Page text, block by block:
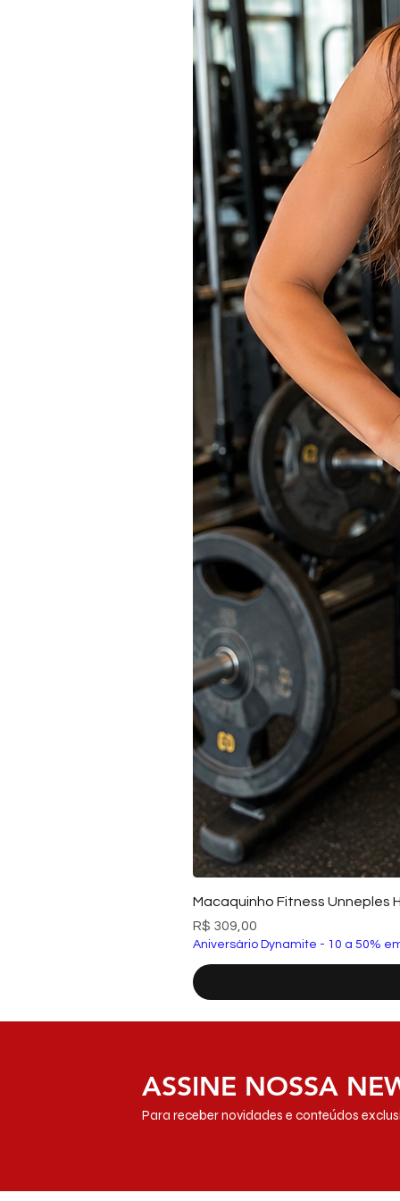
• Cintura 67 cm
• Busto 90 cm
• Modelo Veste tam M
• Altura 1.71 cm
Macaquinho Fitness Unneples
Preço
R$ 309,00
Aniversário Dynamite - 10 a 50%
ASSINE NOSSA
Para receber novidades e conteúdos